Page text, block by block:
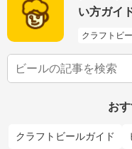
い方ガイ
クラフトビ
お
クラフトビールガイド